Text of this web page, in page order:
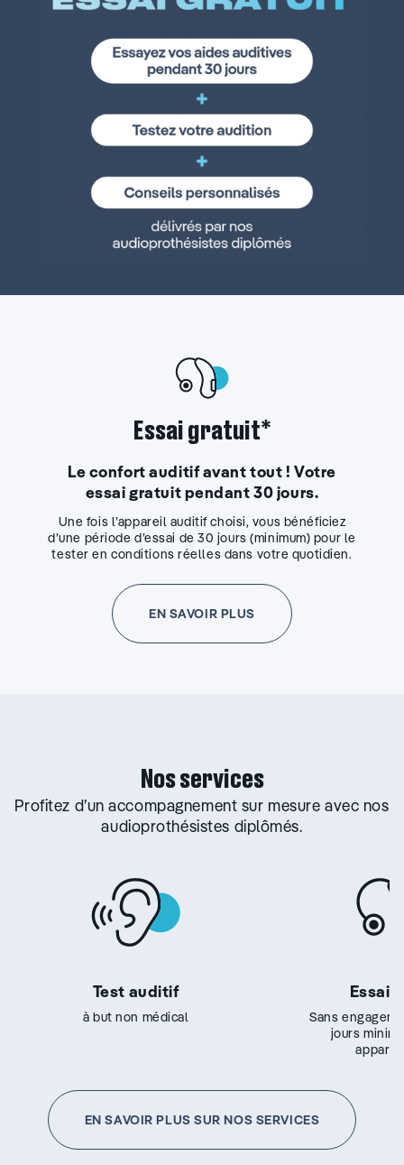
Essai gratuit*
Le confort auditif avant tout ! Votre
essai gratuit pendant 30 jours.
Une fois l’appareil auditif choisi, vous bénéficiez
d’une période d’essai de 30 jours (minimum) pour le
tester en conditions réelles dans votre quotidien.
EN SAVOIR PLUS
Nos services
Profitez d’un accompagnement sur mesure avec nos
audioprothésistes diplômés.
Test auditif
à but non médical
Essai
Sans
jours
EN SAVOIR PLUS SUR NOS SERVICES